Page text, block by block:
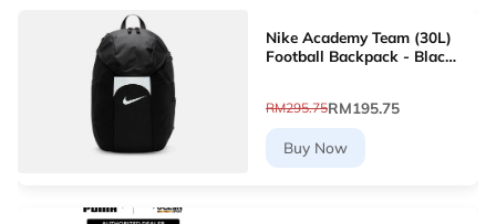
Nike Academy Team (30L)
Football Backpack - Black
RM295.75RM195.75
Buy Now